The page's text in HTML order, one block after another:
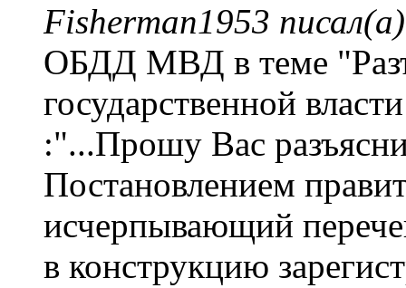
Fisherman1953
ОБДД МВД в теме
государственной
:"...Прошу Вас
Постановлением
исчерпывающий
в конструкцию